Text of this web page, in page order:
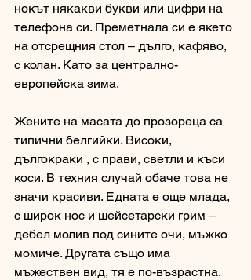
нокът някакви букви или цифри на
телефона си. Преметнала си е якето
на отсрещния стол – дълго, кафяво,
с колан. Като за централно-
европейска зима.
Жените на масата до прозореца са
типични белгийки. Високи,
дългокраки , с прави, светли и къси
коси. В техния случай обаче това не
значи красиви. Едната е още млада,
с широк нос и шейсетарски грим –
дебел молив под сините очи, мъжко
момиче. Другата също има
мъжествен вид, тя е по-възрастна.